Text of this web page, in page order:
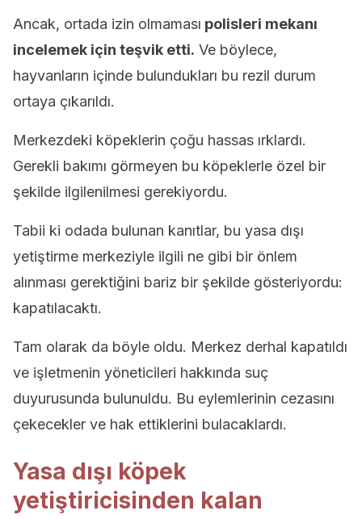
Ancak, ortada izin olmaması polisleri mekanı
incelemek için teşvik etti. Ve böylece,
hayvanların içinde bulundukları bu rezil durum
ortaya çıkarıldı.
Merkezdeki köpeklerin çoğu hassas ırklardı.
Gerekli bakımı görmeyen bu köpeklerle özel bir
şekilde ilgilenilmesi gerekiyordu.
Tabii ki odada bulunan kanıtlar, bu yasa dışı
yetiştirme merkeziyle ilgili ne gibi bir önlem
alınması gerektiğini bariz bir şekilde gösteriyordu:
kapatılacaktı.
Tam olarak da böyle oldu. Merkez derhal kapatıldı
ve işletmenin yöneticileri hakkında suç
duyurusunda bulunuldu. Bu eylemlerinin cezasını
çekecekler ve hak ettiklerini bulacaklardı.
Yasa dışı köpek
yetiştiricisinden kalan